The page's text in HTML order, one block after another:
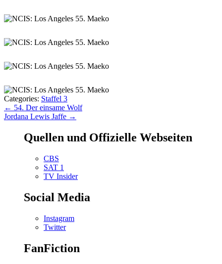
Categories: Staffel 3
Beitragsnavigation
← 54. Der einsame Wolf
Jordana Lewis Jaffe →
Quellen und Offizielle Webseiten
CBS
SAT 1
TV Insider
Social Media
Instagram
Twitter
FanFiction